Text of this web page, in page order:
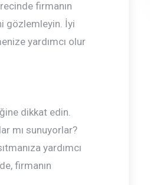
firmanın
gözlemleyin. İyi
yardımcı olur
dikkat edin.
mı sunuyorlar?
yardımcı
firmanın